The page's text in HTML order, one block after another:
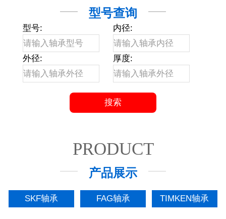
型号查询
型号: 内径:
外径: 厚度:
PRODUCT
产品展示
SKF轴承 FAG轴承 TIMKEN轴承